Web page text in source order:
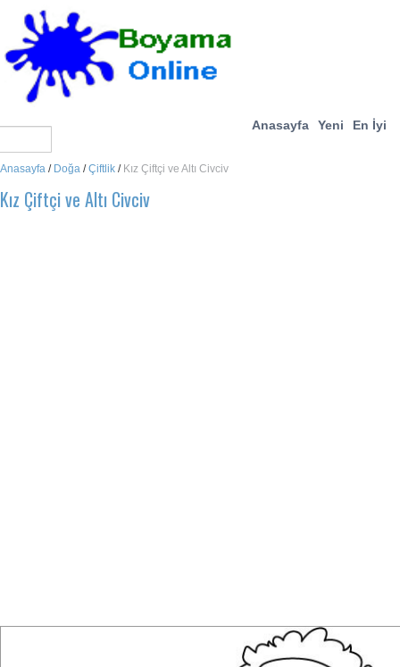
Anasayfa Yeni En İyi
Anasayfa / Doğa /Çiftlik / Kız Çiftçi ve Altı Civciv
Kız Çiftçi ve Altı Civciv